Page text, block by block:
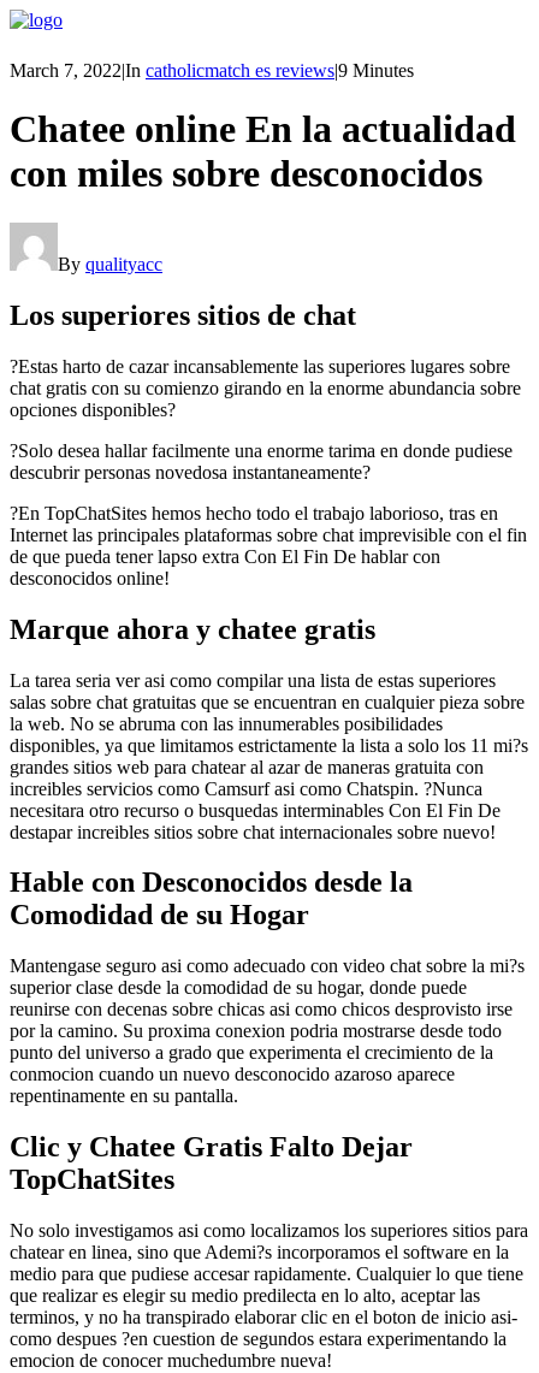
March 7, 2022|In catholicmatch es reviews|9 Minutes
Chatee online En la actualidad
con miles sobre desconocidos
By qualityacc
Los superiores sitios de chat
?Estas harto de cazar incansablemente las superiores lugares sobre
chat gratis con su comienzo girando en la enorme abundancia sobre
opciones disponibles?
?Solo desea hallar facilmente una enorme tarima en donde pudiese
descubrir personas novedosa instantaneamente?
?En TopChatSites hemos hecho todo el trabajo laborioso, tras en
Internet las principales plataformas sobre chat imprevisible con el fin
de que pueda tener lapso extra Con El Fin De hablar con
desconocidos online!
Marque ahora y chatee gratis
La tarea seri­a ver asi­ como compilar una lista de estas superiores
salas sobre chat gratuitas que se encuentran en cualquier pieza sobre
la web. No se abruma con las innumerables posibilidades
disponibles, ya que limitamos estrictamente la lista a solo los 11 mi?s
grandes sitios web para chatear al azar de maneras gratuita con
increibles servicios como Camsurf asi­ como Chatspin. ?Nunca
necesitara otro recurso o busquedas interminables Con El Fin De
destapar increibles sitios sobre chat internacionales sobre nuevo!
Hable con Desconocidos desde la
Comodidad de su Hogar
Mantengase seguro asi­ como adecuado con video chat sobre la mi?s
superior clase desde la comodidad de su hogar, donde puede
reunirse con decenas sobre chicas asi­ como chicos desprovisto irse
por la camino. Su proxima conexion podria mostrarse desde todo
punto del universo a grado que experimenta el crecimiento de la
conmocion cuando un nuevo desconocido azaroso aparece
repentinamente en su pantalla.
Clic y Chatee Gratis Falto Dejar
TopChatSites
No solo investigamos asi­ como localizamos los superiores sitios para
chatear en linea, sino que Ademi?s incorporamos el software en la
medio para que pudiese accesar rapidamente. Cualquier lo que tiene
que realizar es elegir su medio predilecta en lo alto, aceptar las
terminos, y no ha transpirado elaborar clic en el boton de inicio asi­
como despues ?en cuestion de segundos estara experimentando la
emocion de conocer muchedumbre nueva!